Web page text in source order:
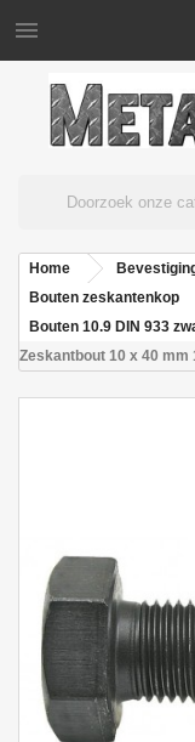

Home
Bouten zeskantenkop
Bouten 10.9 DIN 933
Zeskantbout 10 x 40 mm